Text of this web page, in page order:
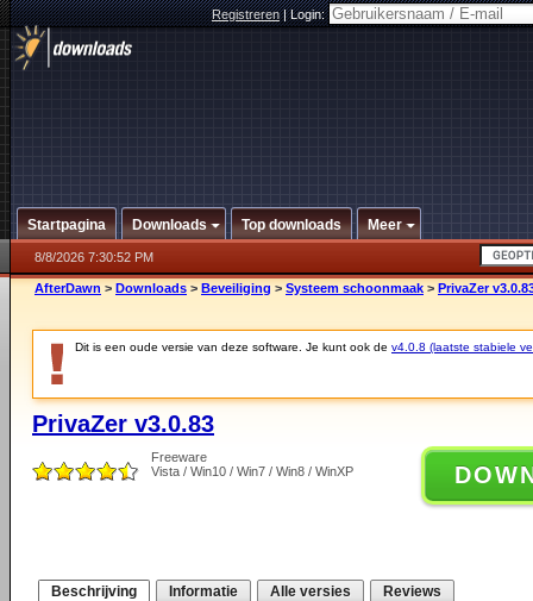
Registreren|Login:
Startpagina Downloads Top downloads Meer
8/8/2026 7:30:52 PM
AfterDawn > Downloads > Beveiliging > Systeem schoonmaak > PrivaZer
Dit is een oude versie van deze software. Je kunt ook de v4.0.8 (laatste stabiele
PrivaZer v3.0.83
Freeware
Vista / Win10 / Win7 / Win8 / WinXP
Beschrijving Informatie Alle versies Reviews